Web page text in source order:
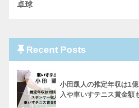
卓球
Recent Posts
小田凱人の推定年収は1
入や車いすテニス賞金額